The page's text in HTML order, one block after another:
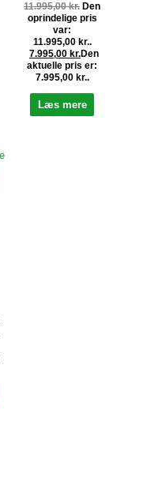
11.995,00kr. Den
oprindelige pris
var:
11.995,00 kr..
7.995,00 kr.Den
aktuelle pris er:
7.995,00 kr..
Læs mere